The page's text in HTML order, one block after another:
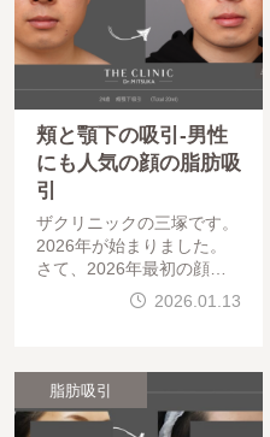
頬と顎下の吸引‐男性
にも人気の顔の脂肪吸
引
ザクリニックの三塚です。
2026年が始まりました。
さて、2026年最初の顔の
吸引半年経過診察ゲストと
なります。まず正面から。
2026.01.13
脂肪吸引